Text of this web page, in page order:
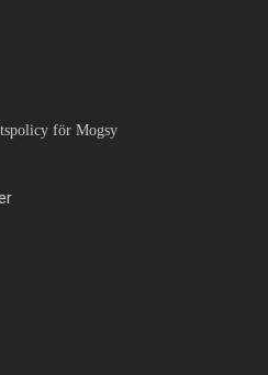
för Mogsy